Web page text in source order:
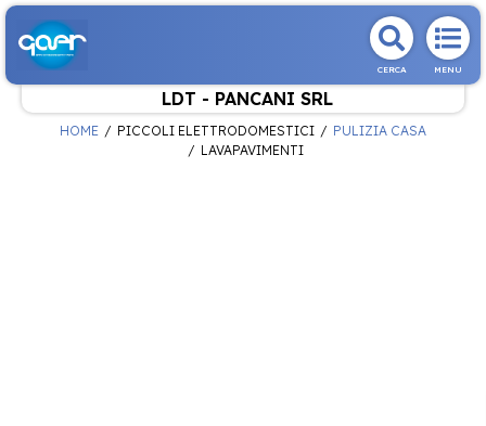
CERCA MENU
LDT - PANCANI SRL
HOME PICCOLI ELETTRODOMESTICI
PULIZIA CASA
LAVAPAVIMENTI